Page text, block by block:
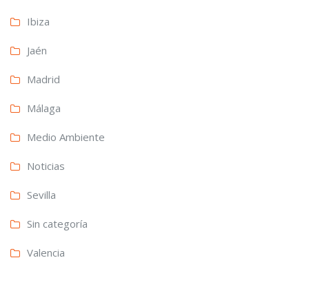
Ibiza
Jaén
Madrid
Málaga
Medio Ambiente
Noticias
Sevilla
Sin categoría
Valencia